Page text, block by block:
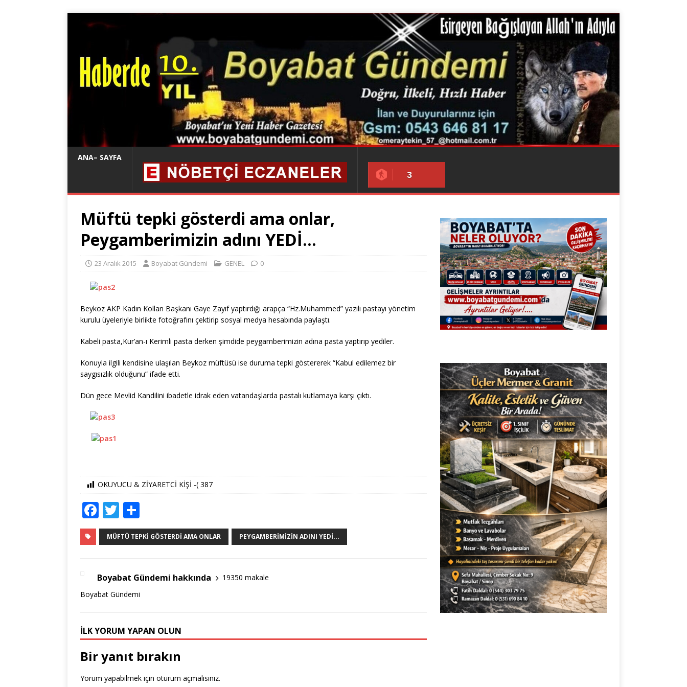
ANA– SAYFA
3
Müftü tepki gösterdi ama onlar,
Peygamberimizin adını YEDİ…
23 Aralık 2015 Boyabat Gündemi GENEL 0
Beykoz AKP Kadın Kolları Başkanı Gaye Zayıf yaptırdığı arapça “Hz.Muhammed” yazılı pastayı yönetim
kurulu üyeleriyle birlikte fotoğrafını çektirip sosyal medya hesabında paylaştı.
Kabeli pasta,Kur’an-ı Kerimli pasta derken şimdide peygamberimizin adına pasta yaptırıp yediler.
Konuyla ilgili kendisine ulaşılan Beykoz müftüsü ise duruma tepki göstererek “Kabul edilemez bir
saygısızlık olduğunu” ifade etti.
Dün gece Mevlid Kandilini ibadetle idrak eden vatandaşlarda pastalı kutlamaya karşı çıktı.
OKUYUCU & ZİYARETCİ KİŞİ -( 387
F
a
c
b
o
k
T
w
it
r
h
ar
MÜFTÜ TEPKI GÖSTERDI AMA ONLAR PEYGAMBERIMIZIN ADINI YEDİ...
Boyabat Gündemi hakkında
19350 makale
Boyabat Gündemi
İLK YORUM YAPAN OLUN
Bir yanıt bırakın
Yorum yapabilmek için oturum açmalısınız.